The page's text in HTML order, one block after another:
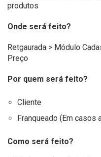
produtos
Onde será feito?
Retgaurada > Módulo
Preço
Por quem será feito?
Cliente
Franqueado (Em casos
Como será feito?